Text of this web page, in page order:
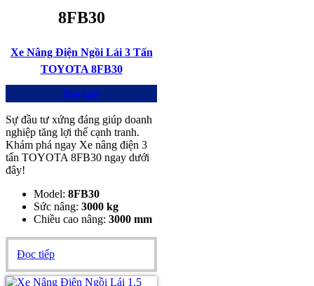
8FB30
Xe Nâng Điện Ngồi Lái 3 Tấn
TOYOTA 8FB30
Mua ngay
Sự đầu tư xứng đáng giúp doanh
nghiệp tăng lợi thế cạnh tranh.
Khám phá ngay Xe nâng điện 3
tấn TOYOTA 8FB30 ngay dưới
đây!
Model: 8FB30
Sức nâng: 3000 kg
Chiều cao nâng: 3000 mm
Đọc tiếp